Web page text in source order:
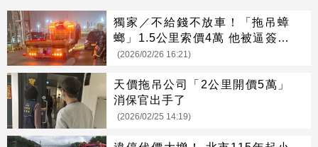
獨家／不給錢不放車！「拖吊蟑
螂」1.5公里索價4萬 他被逼簽保
密條款
(2026/02/26 16:21)
天價拖吊公司「2公里開價5萬」
消保官出手了
(2026/02/25 14:19)